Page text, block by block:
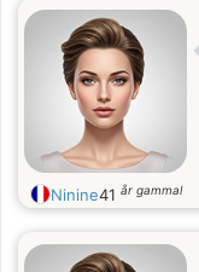
Ninine41 år gammal